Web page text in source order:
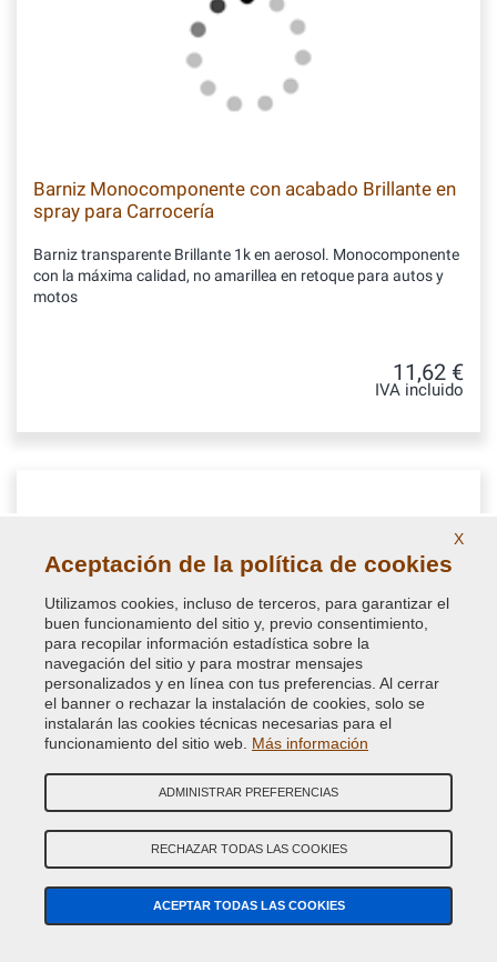
Barniz Monocomponente con acabado Brillante en
spray para Carrocería
Barniz transparente Brillante 1k en aerosol. Monocomponente
con la máxima calidad, no amarillea en retoque para autos y
motos
11,62 €
IVA incluido
Pistola para aerosol
Empuñadura de pistola para todas las latas de aerosol.
pintura mejor y evitar goteo
7,14 €
X
Aceptación de la política de cookies
Utilizamos cookies, incluso de terceros, para garantizar el
buen funcionamiento del sitio y, previo consentimiento,
para recopilar información estadística sobre la
navegación del sitio y para mostrar mensajes
personalizados y en línea con tus preferencias. Al cerrar
el banner o rechazar la instalación de cookies, solo se
instalarán las cookies técnicas necesarias para el
funcionamiento del sitio web. Más información
ADMINISTRAR PREFERENCIAS
RECHAZAR TODAS LAS COOKIES
ACEPTAR TODAS LAS COOKIES